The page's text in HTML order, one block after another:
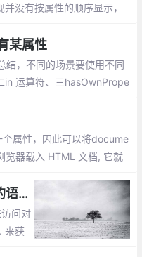
没有按属性的顺序显示，
某属性
结，不同的场景要使用不同
in 运算符、三hasOwnPrope
属性，因此可以将docume
览器载入 HTML 文档, 它就
Js通过.或者[]访问对象属性的语法、性能等区别
问对
来获